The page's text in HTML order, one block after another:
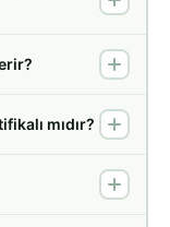
mıdır?